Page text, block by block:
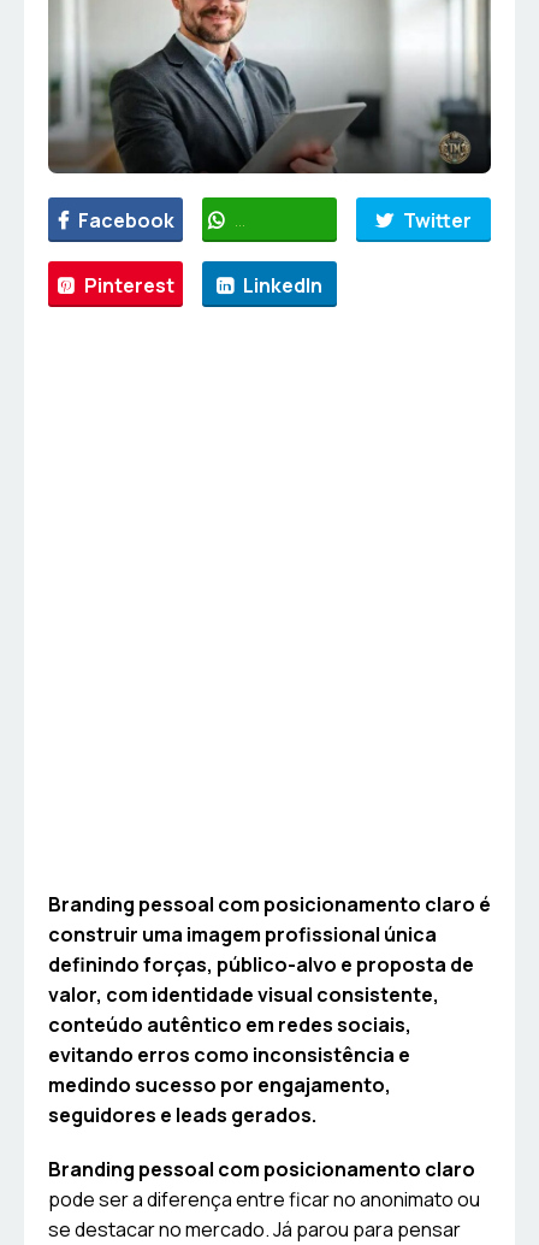
Facebook WhatsApp Twitter
Pinterest LinkedIn
Branding pessoal com posicionamento claro é
construir uma imagem profissional única
definindo forças, público-alvo e proposta de
valor, com identidade visual consistente,
conteúdo autêntico em redes sociais,
evitando erros como inconsistência e
medindo sucesso por engajamento,
seguidores e leads gerados.
Branding pessoal com posicionamento claro
pode ser a diferença entre ficar no anonimato ou
se destacar no mercado. Já parou para pensar